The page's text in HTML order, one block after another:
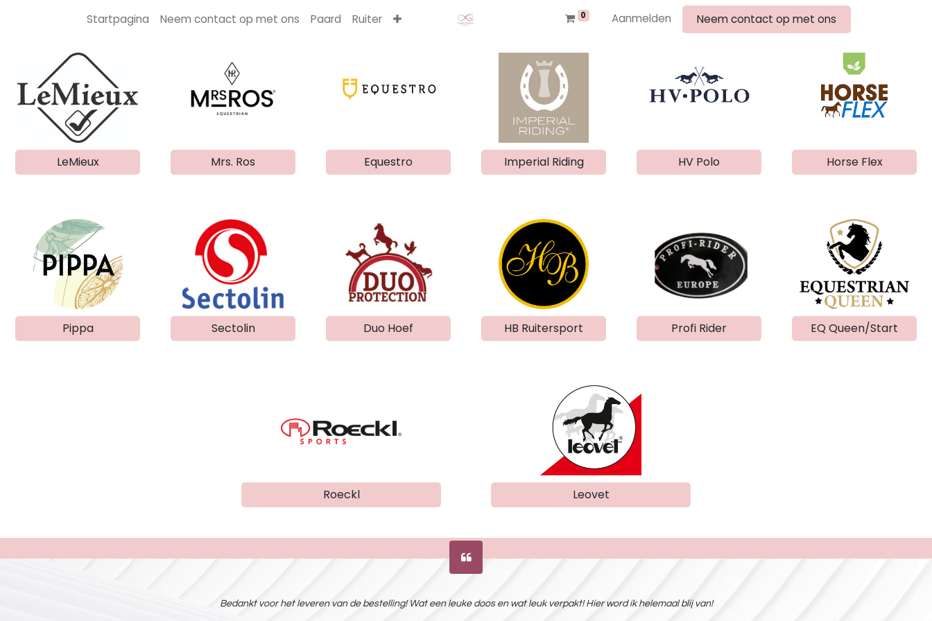
0 Aanmelden Neem contact op met ons
Startpagina Neem contact op met ons Paard Ruiter
LeMieux Mrs. Ros Equestro Imperial Riding HV Polo Horse Flex
Pippa Sectolin Duo Hoef HB Ruitersport Profi Rider EQ Queen/Start
Roeckl Leovet
Bedankt voor het leveren van de bestelling! Wat een leuke doos en wat leuk verpakt! Hier word ik helemaal blij van!